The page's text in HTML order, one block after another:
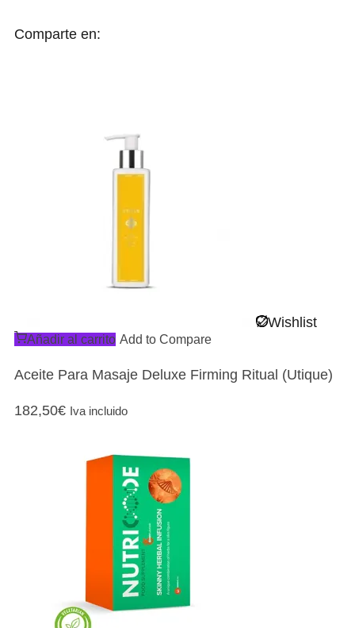
Comparte en:
Wishlist
Añadir al carrito Add to Compare
Aceite Para Masaje Deluxe Firming Ritual (Utique)
182,50€ Iva incluido